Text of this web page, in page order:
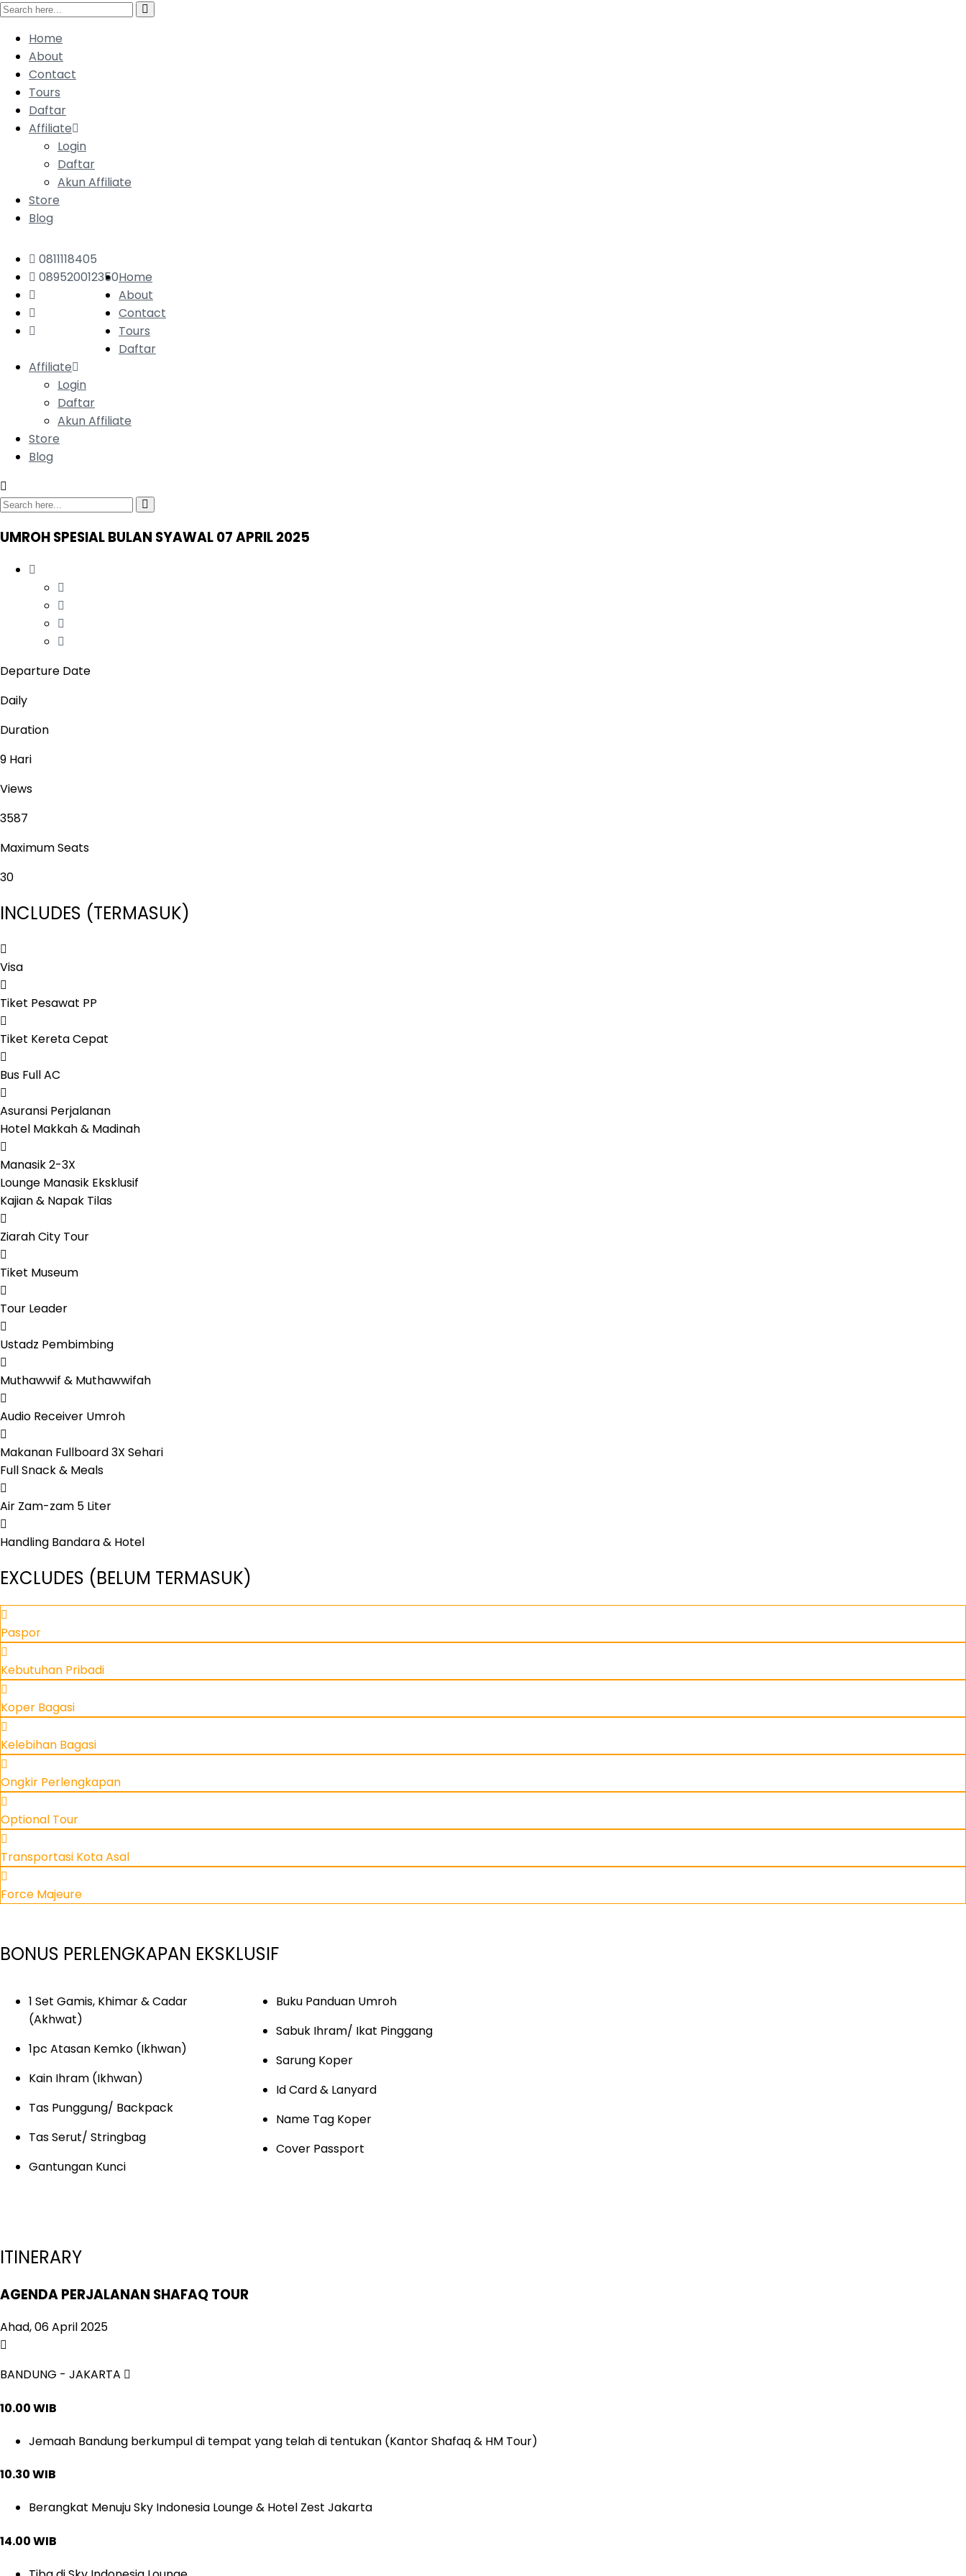
Home
About
Contact
Tours
Daftar
Affiliate
Login
Daftar
Akun Affiliate
Store
Blog
0811118405
089520012350Home
About
Contact
Tours
Daftar
Affiliate
Login
Daftar
Akun Affiliate
Store
Blog
UMROH SPESIAL BULAN SYAWAL 07 APRIL 2025
Departure Date
Daily
Duration
9 Hari
Views
3587
Maximum Seats
30
INCLUDES (TERMASUK)
Visa
Tiket Pesawat PP
Tiket Kereta Cepat
Bus Full AC
Asuransi Perjalanan
Hotel Makkah & Madinah
Manasik 2-3X
Lounge Manasik Eksklusif
Kajian & Napak Tilas
Ziarah City Tour
Tiket Museum
Tour Leader
Ustadz Pembimbing
Muthawwif & Muthawwifah
Audio Receiver Umroh
Makanan Fullboard 3X Sehari
Full Snack & Meals
Air Zam-zam 5 Liter
Handling Bandara & Hotel
EXCLUDES (BELUM TERMASUK)
Paspor
Kebutuhan Pribadi
Koper Bagasi
Kelebihan Bagasi
Ongkir Perlengkapan
Optional Tour
Transportasi Kota Asal
Force Majeure
BONUS PERLENGKAPAN EKSKLUSIF
1 Set Gamis, Khimar & Cadar
(Akhwat)
1pc Atasan Kemko (Ikhwan)
Kain Ihram (Ikhwan)
Tas Punggung/ Backpack
Tas Serut/ Stringbag
Gantungan Kunci
Buku Panduan Umroh
Sabuk Ihram/ Ikat Pinggang
Sarung Koper
Id Card & Lanyard
Name Tag Koper
Cover Passport
ITINERARY
AGENDA PERJALANAN SHAFAQ TOUR
Ahad, 06 April 2025
BANDUNG - JAKARTA
10.00 WIB
Jemaah Bandung berkumpul di tempat yang telah di tentukan (Kantor Shafaq & HM Tour)
10.30 WIB
Berangkat Menuju Sky Indonesia Lounge & Hotel Zest Jakarta
14.00 WIB